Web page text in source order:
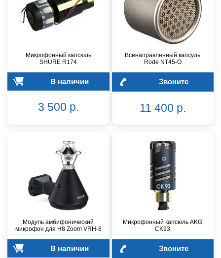
Микрофонный капсюль
SHURE R174
В наличии
3 500 р.
Всенаправленный капсуль
Rode NT45-O
Звоните
11 400 р.
Модуль амбифонический
микрофон для H8 Zoom VRH-8
В наличии
Микрофонный капсюль AKG
CK93
Звоните